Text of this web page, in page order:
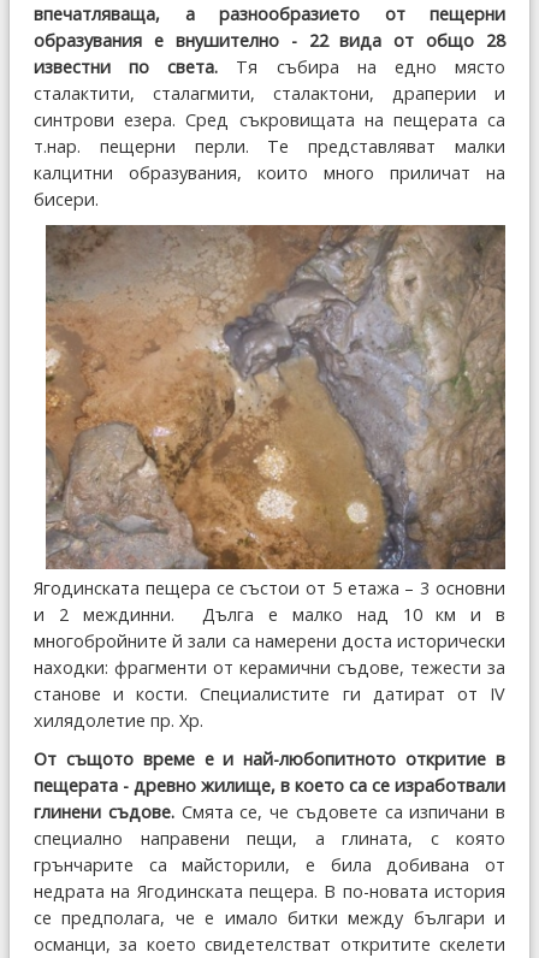
впечатляваща, а разнообразието от пещерни
образувания е внушително - 22 вида от общо 28
известни по света. Тя събира на едно място
сталактити, сталагмити, сталактони, драперии и
синтрови езера. Сред съкровищата на пещерата са
т.нар. пещерни перли. Те представляват малки
калцитни образувания, които много приличат на
бисери.
Ягодинската пещера се състои от 5 етажа – 3 основни
и 2 междинни. Дълга е малко над 10 км и в
многобройните й зали са намерени доста исторически
находки: фрагменти от керамични съдове, тежести за
станове и кости. Специалистите ги датират от IV
хилядолетие пр. Хр.
От същото време е и най-любопитното откритие в
пещерата - древно жилище, в което са се изработвали
глинени съдове.Смята се, че съдовете са изпичани в
специално направени пещи, а глината, с която
грънчарите са майсторили, е била добивана от
недрата на Ягодинската пещера. В по-новата история
се предполага, че е имало битки между българи и
османци, за което свидетелстват откритите скелети